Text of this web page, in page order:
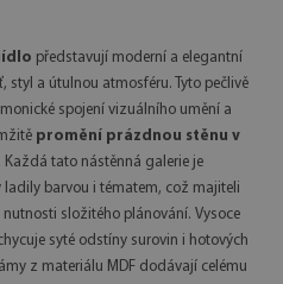
představují moderní a elegantní
styl a útulnou atmosféru. Tyto pečlivě
spojení vizuálního umění a
promění prázdnou stěnu v
Každá tato nástěnná galerie je
barvou i tématem, což majiteli
složitého plánování. Vysoce
syté odstíny surovin i hotových
z materiálu MDF dodávají celému